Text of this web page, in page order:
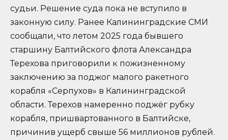
судьи. Решение суда пока не вступило в
законную силу. Ранее Калининградские СМИ
сообщали, что летом 2025 года бывшего
старшину Балтийского флота Александра
Терехова приговорили к пожизненному
заключению за поджог малого ракетного
корабля «Серпухов» в Калининградской
области. Терехов намеренно поджёг рубку
корабля, пришвартованного в Балтийске,
причинив ущерб свыше 56 миллионов рублей.